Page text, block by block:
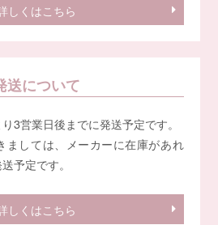
しくはこちら
送について
3営業日後までに発送予定です。
ましては、メーカーに在庫があれ
予定です。
しくはこちら